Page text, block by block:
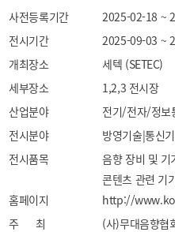
사전등록기간
2025-02-18 ~
전시기간
2025-09-03 ~
개최장소
세텍 (SETEC)
세부장소
1,2,3 전시장
산업분야
전기/전자/정보
전시분야
방영기술|통신
전시품목
음향 장비 및 기
콘텐츠 관련 기
홈페이지
http://
주 최